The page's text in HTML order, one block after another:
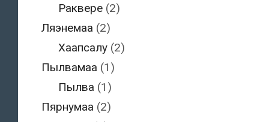
Раквере (2)
Ляэнемаа (2)
Хаапсалу (2)
Пылвамаа (1)
Пылва (1)
Пярнумаа (2)